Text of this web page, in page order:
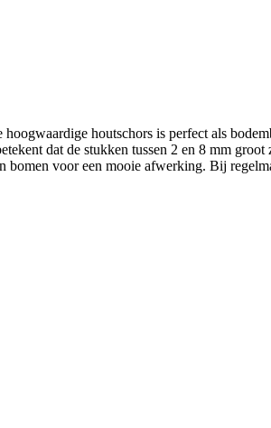
houtschors is perfect als
dat de stukken tussen 2 en 8 mm
bomen voor een mooie afwerking. Bij